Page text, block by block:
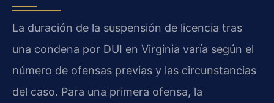
La duración de la suspensión de licencia tras
una condena por DUI en Virginia varía según el
número de ofensas previas y las circunstancias
del caso. Para una primera ofensa, la